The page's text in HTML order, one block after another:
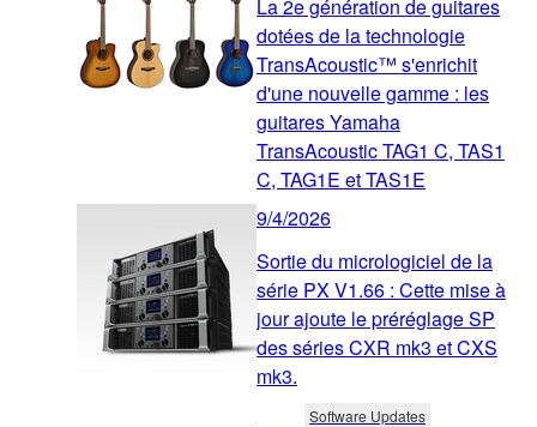
La 2e génération de guitares
dotées de la technologie
TransAcoustic™ s'enrichit
d'une nouvelle gamme : les
guitares Yamaha
TransAcoustic TAG1 C, TAS1
C, TAG1E et TAS1E
9/4/2026
Sortie du micrologiciel de la
série PX V1.66 : Cette mise à
jour ajoute le préréglage SP
des séries CXR mk3 et CXS
mk3.
Software Updates